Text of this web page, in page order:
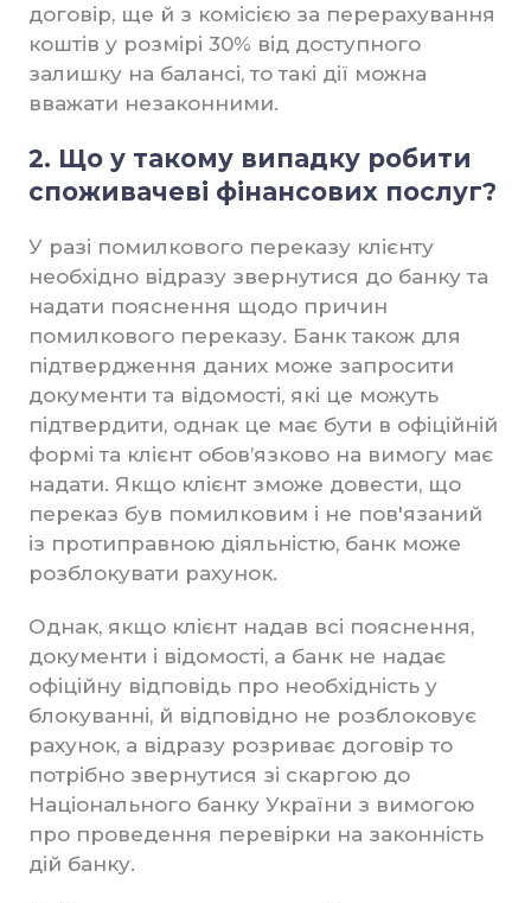
договір, ще й з комісією за перерахування
коштів у розмірі 30% від доступного
залишку на балансі, то такі дії можна
вважати незаконними.
2. Що у такому випадку робити
споживачеві фінансових послуг?
У разі помилкового переказу клієнту
необхідно відразу звернутися до банку та
надати пояснення щодо причин
помилкового переказу. Банк також для
підтвердження даних може запросити
документи та відомості, які це можуть
підтвердити, однак це має бути в офіційній
формі та клієнт обов’язково на вимогу має
надати. Якщо клієнт зможе довести, що
переказ був помилковим і не пов'язаний
із протиправною діяльністю, банк може
розблокувати рахунок.
Однак, якщо клієнт надав всі пояснення,
документи і відомості, а банк не надає
офіційну відповідь про необхідність у
блокуванні, й відповідно не розблоковує
рахунок, а відразу розриває договір то
потрібно звернутися зі скаргою до
Національного банку України з вимогою
про проведення перевірки на законність
дій банку.